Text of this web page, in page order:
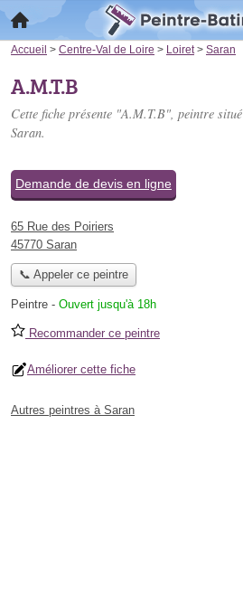
Accueil > Centre-Val de Loire > Loiret > Saran
A.M.T.B
Cette fiche présente "A.M.T.B", peintre situé
Saran.
Demande de devis en ligne
65 Rue des Poiriers
45770 Saran
📞 Appeler ce peintre
Peintre - Ouvert jusqu'à 18h
Recommander ce peintre
Améliorer cette fiche
Autres peintres à Saran